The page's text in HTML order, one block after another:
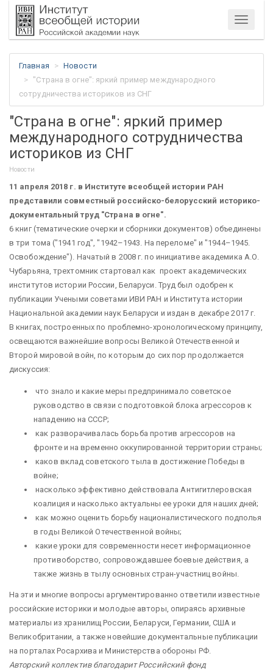
Меню
Главная
Новости
"Страна в огне": яркий пример международного
сотрудничества историков из СНГ
"Страна в огне": яркий пример
международного сотрудничества
историков из СНГ
Новости
11 апреля 2018 г. в Институте всеобщей истории РАН
представили совместный российско-белорусский историко-
документальный труд "Страна в огне".
6 книг (тематические очерки и сборники документов) объединены
в три тома ("1941 год", "1942–1943. На переломе" и "1944–1945.
Освобождение"). Начатый в 2008 г. по инициативе академика А.О.
Чубарьяна, трехтомник стартовал как проект академических
институтов истории России, Беларуси. Труд был одобрен к
публикации Учеными советами ИВИ РАН и Института истории
Национальной академии наук Беларуси и издан в декабре 2017 г.
В книгах, построенных по проблемно-хронологическому принципу,
освещаются важнейшие вопросы Великой Отечественной и
Второй мировой войн, по которым до сих пор продолжается
дискуссия:
что знало и какие меры предпринимало советское
руководство в связи с подготовкой блока агрессоров к
нападению на СССР;
как разворачивалась борьба против агрессоров на
фронте и на временно оккупированной территории страны;
каков вклад советского тыла в достижение Победы в
войне;
насколько эффективно действовала Антигитлеровская
коалиция и насколько актуальны ее уроки для наших дней;
как можно оценить борьбу националистического подполья
в годы Великой Отечественной войны;
какие уроки для современности несет информационное
противоборство, сопровождавшее боевые действия, а
также жизнь в тылу основных стран-участниц войны.
На эти и многие вопросы аргументированно ответили известные
российские историки и молодые авторы, опираясь архивные
материалы из хранилищ России, Беларуси, Германии, США и
Великобритании, а также новейшие документальные публикации
на порталах Росархива и Министерства обороны РФ.
Авторский коллектив благодарит Российский фонд